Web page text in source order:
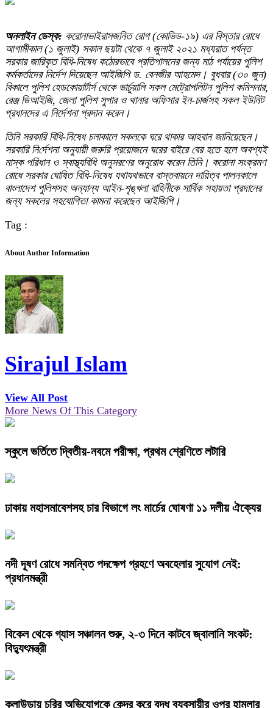
অনলাইন ডেস্ক: করোনাভাইরাসজনিত রোগ (কোভিড-১৯) এর বিস্তার রোধে
আগামীকাল (১ জুলাই) সকাল ছয়টা থেকে ৭ জুলাই ২০২১ মধ্যরাত পর্যন্ত
সরকার জারিকৃত বিধি-নিষেধ কঠোরভাবে প্রতিপালনের জন্য মাঠ পর্যায়ের পুলিশ
কর্মকর্তাদের নির্দেশ দিয়েছেন আইজিপি ড. বেনজীর আহমেদ। বুধবার (৩০ জুন)
বিকালে পুলিশ হেডকোয়ার্টার্স থেকে ভার্চুয়ালি সকল মেট্রোপলিটন পুলিশ কমিশনার,
রেঞ্জ ডিআইজি, জেলা পুলিশ সুপার ও থানার অফিসার ইন-চার্জসহ সকল ইউনিট
প্রধানদের এ নির্দেশনা প্রদান করেন।
তিনি সরকারি বিধি-নিষেধ চলাকালে সকলকে ঘরে থাকার আহবান জানিয়েছেন।
সরকা‌রি নি‌র্দেশনা অনুযায়ী জরুরি প্রয়োজনে ঘরের বাইরে বের হতে হলে অবশ্যই
মাস্ক পরিধান ও স্বাস্থ্যবিধি অনুসরণের অনুরোধ করেন তিনি। করোনা সংক্রমণ
রোধে সরকার ঘোষিত বিধি-নিষেধ যথাযথভাবে বাস্তবায়নে দায়িত্ব পালনকালে
বাংলাদেশ পুলিশসহ অন্যান্য আইন-শৃঙ্খলা বাহিনীকে সার্বিক সহায়তা প্রদানের
জন্য সকলের সহযোগিতা কামনা করেছেন আইজিপি।
Tag :
About Author Information
Sirajul Islam
View All Post
More News Of This Category
স্কুলে ভর্তিতে দ্বিতীয়-নবমে পরীক্ষা, প্রথম শ্রেণিতে লটারি
ঢাকায় মহাসমাবেশসহ চার বিভাগে লং মার্চের ঘোষণা ১১ দলীয় ঐক্যের
নদী দূষণ রোধে সমন্বিত পদক্ষেপ গ্রহণে অবহেলার সুযোগ নেই:
প্রধানমন্ত্রী
বিকেল থেকে গ্যাস সঞ্চালন শুরু, ২-৩ দিনে কাটবে জ্বালানি সংকট:
বিদ্যুৎমন্ত্রী
কুলাউড়ায় চুরির অভিযোগকে কেন্দ্র করে বৃদ্ধ ব্যবসায়ীর ওপর হামলার